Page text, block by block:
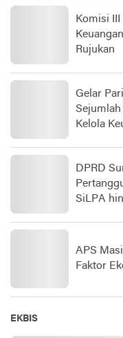
Komisi III
Rujukan
Gelar
Sejumlah
Kelola
DPRD
SiLPA
APS
Faktor
EKBIS